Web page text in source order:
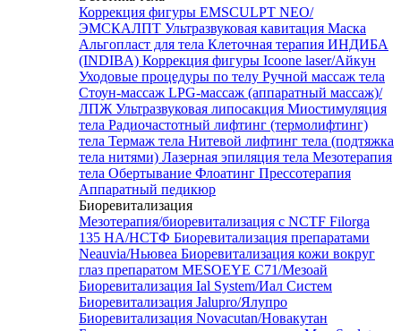
Коррекция фигуры EMSCULPT NEO/
ЭМСКАЛПТ Ультразвуковая кавитация Маска
Альгопласт для тела Клеточная терапия ИНДИБА
(INDIBA) Коррекция фигуры Icoone laser/Айкун
Уходовые процедуры по телу Ручной массаж тела
Стоун-массаж LPG-массаж (аппаратный массаж)/
ЛПЖ Ультразвуковая липосакция Миостимуляция
тела Радиочастотный лифтинг (термолифтинг)
тела Термаж тела Нитевой лифтинг тела (подтяжка
тела нитями) Лазерная эпиляция тела Мезотерапия
тела Обертывание Флоатинг Прессотерапия
Аппаратный педикюр
Биоревитализация
Мезотерапия/биоревитализация с NCTF Filorga
135 HA/НСТФ Биоревитализация препаратами
Neauvia/Ньювеа Биоревитализация кожи вокруг
глаз препаратом MESOEYE C71/Мезоай
Биоревитализация Ial System/Иал Систем
Биоревитализация Jalupro/Ялупро
Биоревитализация Novacutan/Новакутан